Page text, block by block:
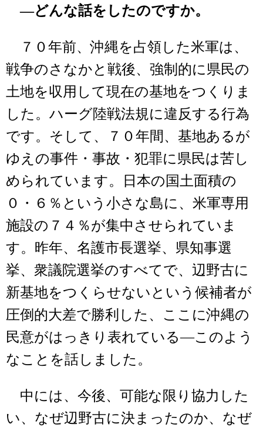
―どんな話をしたのですか。
７０年前、沖縄を占領した米軍は、
戦争のさなかと戦後、強制的に県民の
土地を収用して現在の基地をつくりま
した。ハーグ陸戦法規に違反する行為
です。そして、７０年間、基地あるが
ゆえの事件・事故・犯罪に県民は苦し
められています。日本の国土面積の
０・６％という小さな島に、米軍専用
施設の７４％が集中させられていま
す。昨年、名護市長選挙、県知事選
挙、衆議院選挙のすべてで、辺野古に
新基地をつくらせないという候補者が
圧倒的大差で勝利した、ここに沖縄の
民意がはっきり表れている―このよう
なことを話しました。
中には、今後、可能な限り協力した
い、なぜ辺野古に決まったのか、なぜ